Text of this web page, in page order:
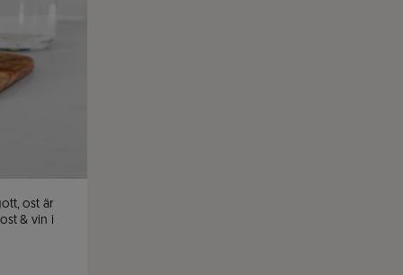
ost är
& vin i